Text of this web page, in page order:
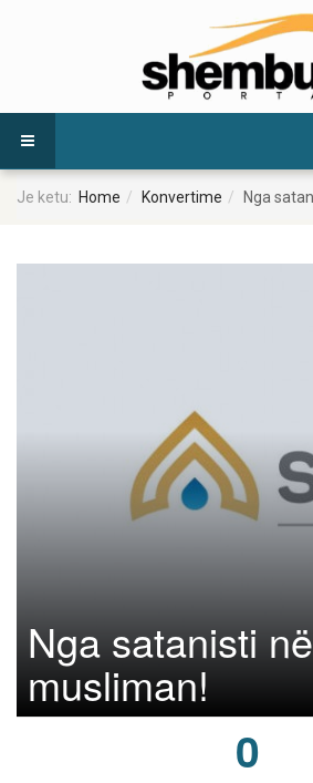
Je ketu: Home Konvertime Nga
Nga satanisti në
musliman!
0